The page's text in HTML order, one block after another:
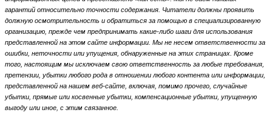
гарантий относительно точности содержания. Читатели должны проявить
должную осмотрительность и обратиться за помощью в специализированную
организацию, прежде чем предпринимать какие-либо шаги для использования
представленной на этом сайте информации. Мы не несем ответственности за
ошибки, неточности или упущения, обнаруженные на этих страницах. Кроме
того, настоящим мы исключаем свою ответственность за любые требования,
претензии, убытки любого рода в отношении любого контента или информации,
представленной на нашем веб-сайте, включая, помимо прочего, случайные
убытки, прямые или косвенные убытки, компенсационные убытки, упущенную
выгоду или иное, с этим связанное.